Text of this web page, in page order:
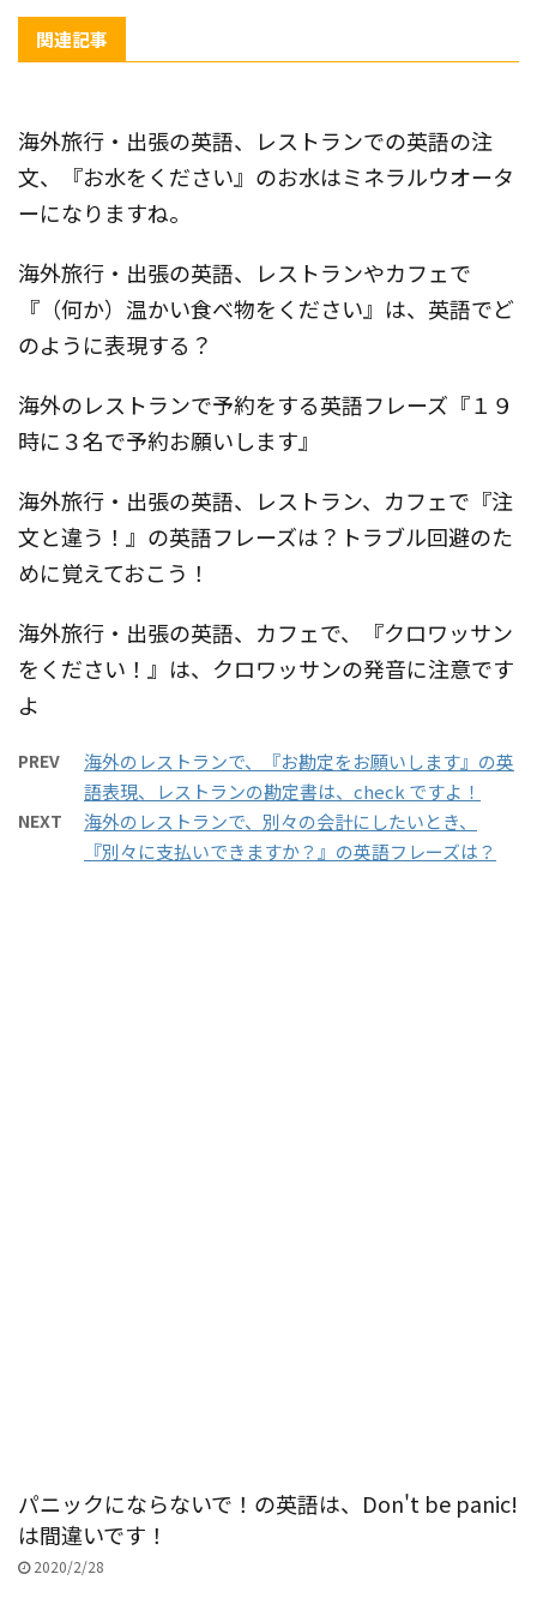
関連記事
海外旅行・出張の英語、レストランでの英語の注
文、『お水をください』のお水はミネラルウオータ
ーになりますね。
海外旅行・出張の英語、レストランやカフェで
『（何か）温かい食べ物をください』は、英語でど
のように表現する？
海外のレストランで予約をする英語フレーズ『１９
時に３名で予約お願いします』
海外旅行・出張の英語、レストラン、カフェで『注
文と違う！』の英語フレーズは？トラブル回避のた
めに覚えておこう！
海外旅行・出張の英語、カフェで、『クロワッサン
をください！』は、クロワッサンの発音に注意です
よ
PREV
海外のレストランで、『お勘定をお願いします』の英
語表現、レストランの勘定書は、check ですよ！
NEXT
海外のレストランで、別々の会計にしたいとき、
『別々に支払いできますか？』の英語フレーズは？
パニックにならないで！の英語は、Don't be panic!
は間違いです！
2020/2/28